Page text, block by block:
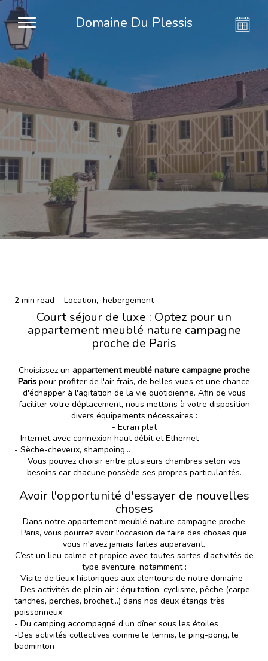
Domaine Du Plessis
2 min read Location, hebergement
Court séjour de luxe : Optez pour un
appartement meublé nature campagne
proche de Paris
Choisissez un appartement meublé nature campagne proche
Paris pour profiter de l'air frais, de belles vues et une chance
d'échapper à l'agitation de la vie quotidienne. Afin de vous
faciliter votre déplacement, nous mettons à votre disposition
divers équipements nécessaires :
- Ecran plat
- Internet avec connexion haut débit et Ethernet
- Sèche-cheveux, shampoing...
Vous pouvez choisir entre plusieurs chambres selon vos
besoins car chacune possède ses propres particularités.
Avoir l'opportunité d'essayer de nouvelles
choses
Dans notre appartement meublé nature campagne proche
Paris, vous pourrez avoir l'occasion de faire des choses que
vous n'avez jamais faites auparavant.
C’est un lieu calme et propice avec toutes sortes d'activités de
type aventure, notamment :
- Visite de lieux historiques aux alentours de notre domaine
- Des activités de plein air : équitation, cyclisme, pêche (carpe,
tanches, perches, brochet…) dans nos deux étangs très
poissonneux.
- Du camping accompagné d’un dîner sous les étoiles
-Des activités collectives comme le tennis, le ping-pong, le
badminton